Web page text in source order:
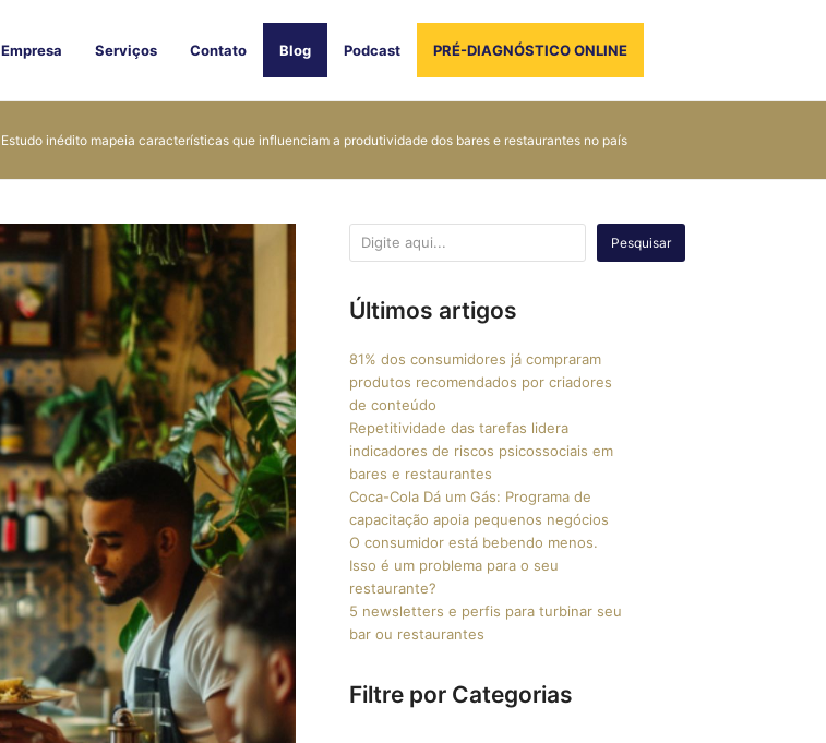
Empresa Serviços Contato Blog Podcast PRÉ-DIAGNÓSTICO ONLINE
Estudo inédito mapeia características que influenciam a produtividade dos bares e restaurantes no país
Pesquisar
Últimos artigos
81% dos consumidores já compraram
produtos recomendados por criadores
de conteúdo
Repetitividade das tarefas lidera
indicadores de riscos psicossociais em
bares e restaurantes
Coca-Cola Dá um Gás: Programa de
capacitação apoia pequenos negócios
O consumidor está bebendo menos.
Isso é um problema para o seu
restaurante?
5 newsletters e perfis para turbinar seu
bar ou restaurantes
Filtre por Categorias